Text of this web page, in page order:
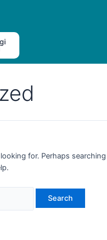
for. Perhaps searching